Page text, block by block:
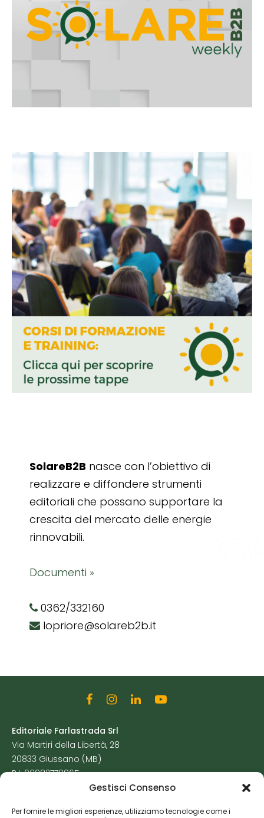
Gestisci Consenso
Per fornire le migliori esperienze, utilizziamo tecnologie come i
SolareB2B nasce con l’obiettivo di
realizzare e diffondere strumenti
editoriali che possano supportare la
crescita del mercato delle energie
rinnovabili.
Documenti »
0362/332160
lopriore@solareb2b.it
Editoriale Farlastrada Srl
Via Martiri della Libertà, 28
20833 Giussano (MB)
P.I. 06982770965
Cookie Policy